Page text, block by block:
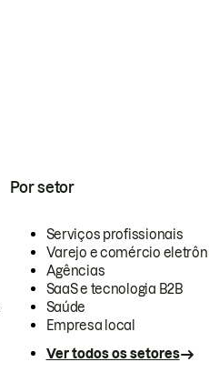
Por setor
Serviços profissionais
Varejo e comércio
Agências
SaaS e tecnologia B2B
Saúde
Empresa local
Ver todos os setores